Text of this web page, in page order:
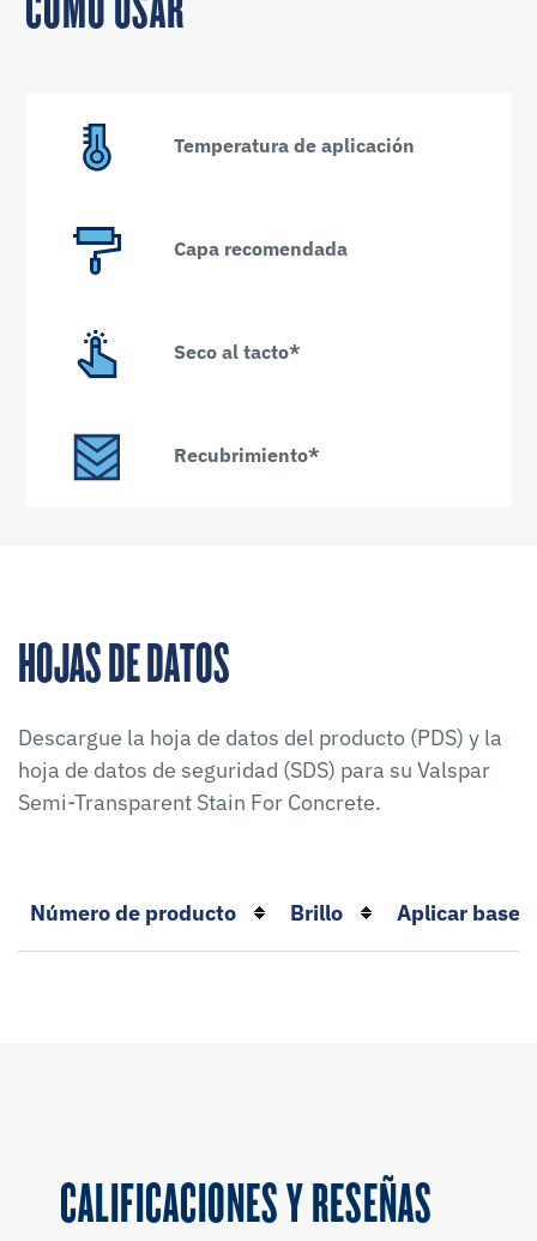
Temperatura de aplicación
Capa recomendada
Seco al tacto*
Recubrimiento*
HOJAS DE DATOS
Descargue la hoja de datos del producto (PDS) y la
hoja de datos de seguridad (SDS) para suValspar
Semi-Transparent Stain For Concrete.
Número de producto Brillo Aplicar base
CALIFICACIONES Y RESEÑAS